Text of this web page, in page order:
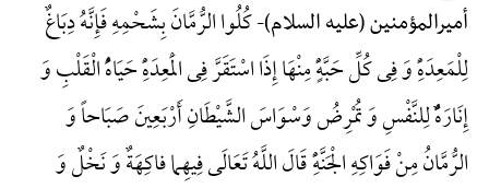
أمیرالمؤمنین (علیه السلام)-کُلُوا الرُّمَّانَ بِشَحْمِهِ فَإِنَّهُ دِبَاغٌ
لِلْمَعِدَهًِْ وَ فِی کُلِّ حَبَّهًٍْ مِنْهَا إِذَا اسْتَقَرَّ فِی الْمَعِدَهًِْ حَیَاهًُْ الْقَلْبِ وَ
إِنَارَهًٌْ لِلنَّفْسِ وَ تُمْرِضُ وَسْوَاسَ الشَّیْطَانِ أَرْبَعِینَ صَبَاحاً وَ
الرُّمَّانُ مِنْ فَوَاکِهِ الْجَنَّهًِْ قَالَ اللَّهُ تَعَالَی فِیهِما فاکِهَةٌ وَ نَخْلٌ وَ